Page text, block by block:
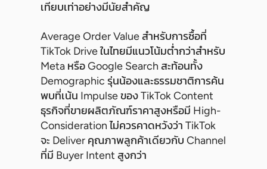
เทียบเท่าอย่างมีนัยสำคัญ
Average Order Value สำหรับการซื้อที่
TikTok Drive ในไทยมีแนวโน้มต่ำกว่าสำหรับ
Meta หรือ Google Search สะท้อนทั้ง
Demographic รุ่นน้องและธรรมชาติการค้น
พบที่เน้น Impulse ของ TikTok Content
ธุรกิจที่ขายผลิตภัณฑ์ราคาสูงหรือมี High-
Consideration ไม่ควรคาดหวังว่า TikTok
จะ Deliver คุณภาพลูกค้าเดียวกับ Channel
ที่มี Buyer Intent สูงกว่า